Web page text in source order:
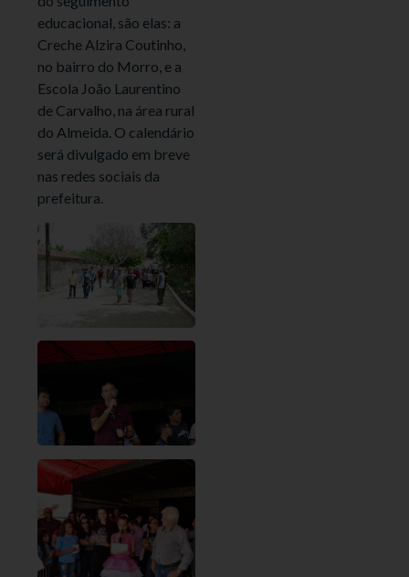
educacional, são elas: a
Creche Alzira Coutinho,
no bairro do Morro, e a
Escola João Laurentino
de Carvalho, na área rural
do Almeida. O calendário
será divulgado em breve
nas redes sociais da
prefeitura.